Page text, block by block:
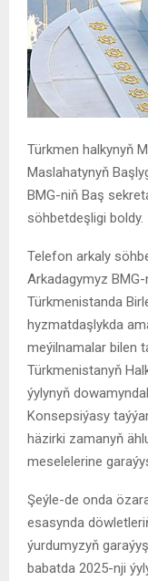
Türkmen halkynyň
Maslahatynyň
BMG-niň Baş
söhbetdeşligi boldy.
Telefon arkaly
Arkadagymyz
Türkmenistanda
hyzmatdaşlykda
meýilnamalar bilen
Türkmenistanyň
ýylynyň
Konsepsiýasy
häzirki zamanyň
meselelerine
Şeýle-de onda
esasynda
ýurdumyzyň
babatda 2025-nji